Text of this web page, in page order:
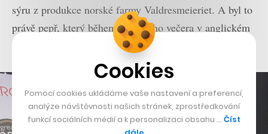
sýru z produkce norské farmy Valdresmeieriet. A byl to
právě pepř, který během včerejšího večera v anglickém
Harrogate porota prohlásila za absolutního vítěze.
Cookies
Pomocí cookies ukládáme vaše nastavení a preferencí,
analýze návštěvnosti našich stránek, zprostředkování
funkcí sociálních médií a k personalizaci obsahu … Číst